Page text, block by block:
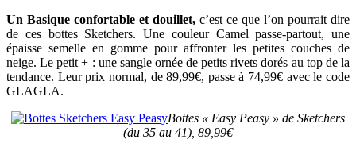
Un Basique confortable et douillet, c’est ce que l’on pourrait dire
de ces bottes Sketchers. Une couleur Camel passe-partout, une
épaisse semelle en gomme pour affronter les petites couches de
neige. Le petit + : une sangle ornée de petits rivets dorés au top de la
tendance. Leur prix normal, de 89,99€, passe à 74,99€ avec le code
GLAGLA.
Bottes « Easy Peasy » de Sketchers
(du 35 au 41), 89,99€